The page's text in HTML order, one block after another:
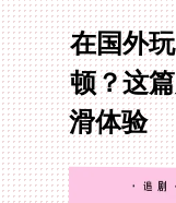
在国外
顿？这
滑体验